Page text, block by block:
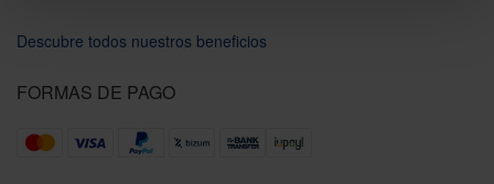
Descubre todos nuestros beneficios
FORMAS DE PAGO